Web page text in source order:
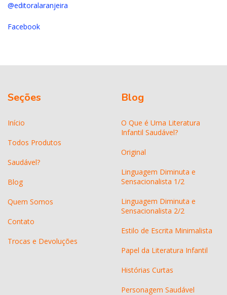
@editoralaranjeira
Facebook
Seções
Início
Todos Produtos
Saudável?
Blog
Quem Somos
Contato
Trocas e Devoluções
Blog
O Que é Uma Literatura
Infantil Saudável?
Original
Linguagem Diminuta e
Sensacionalista 1/2
Linguagem Diminuta e
Sensacionalista 2/2
Estilo de Escrita Minimalista
Papel da Literatura Infantil
Histórias Curtas
Personagem Saudável